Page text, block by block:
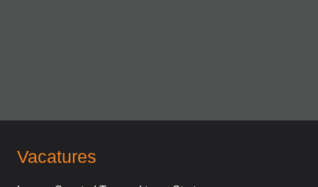
Vacatures